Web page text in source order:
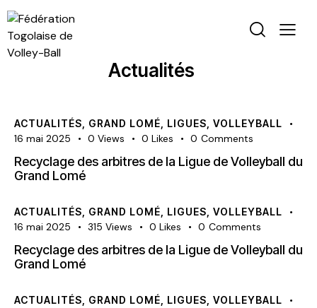
Actualités
ACTUALITÉS GRAND LOMÉ LIGUES VOLLEYBALL
16 mai 2025 0 Views 0 Likes 0 Comments
Recyclage des arbitres de la Ligue de Volleyball du
Grand Lomé
ACTUALITÉS GRAND LOMÉ LIGUES VOLLEYBALL
16 mai 2025 315 Views 0 Likes 0 Comments
Recyclage des arbitres de la Ligue de Volleyball du
Grand Lomé
ACTUALITÉS GRAND LOMÉ LIGUES VOLLEYBALL